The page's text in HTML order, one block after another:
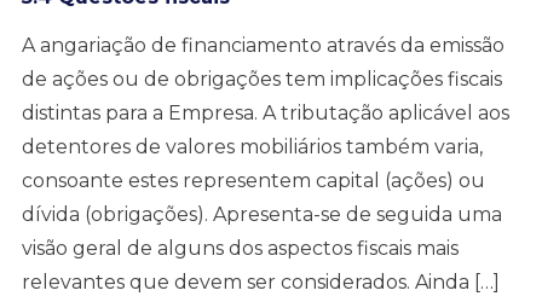
A angariação de financiamento através da emissão
de ações ou de obrigações tem implicações fiscais
distintas para a Empresa. A tributação aplicável aos
detentores de valores mobiliários também varia,
consoante estes representem capital (ações) ou
dívida (obrigações). Apresenta-se de seguida uma
visão geral de alguns dos aspectos fiscais mais
relevantes que devem ser considerados. Ainda […]